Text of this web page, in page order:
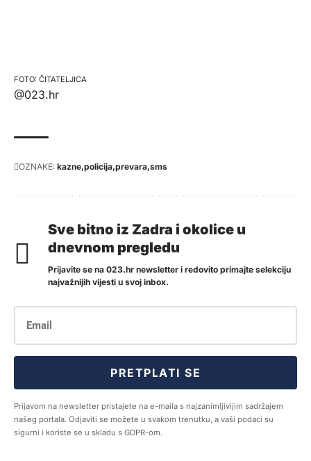
ČITATELJICA
@023.hr
OZNAKE: kazne policija prevara sms
Sve bitno iz Zadra i okolice u
dnevnom pregledu
Prijavite se na 023.hr newsletter i redovito primajte selekciju
najvažnijih vijesti u svoj inbox.
PRETPLATI SE
Prijavom na newsletter pristajete na e-maila s najzanimljivijim sadržajem
našeg portala. Odjaviti se možete u svakom trenutku, a vaši podaci su
sigurni i koriste se u skladu s GDPR-om.